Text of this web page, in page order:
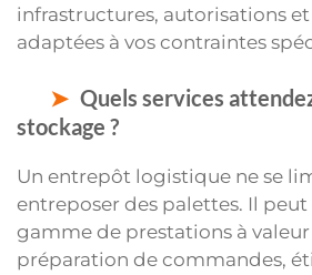
infrastructures, autorisations
adaptées à vos contraintes
Quels services
stockage ?
Un entrepôt logistique ne se
entreposer des palettes. Il
gamme de prestations à valeur
préparation de commandes,